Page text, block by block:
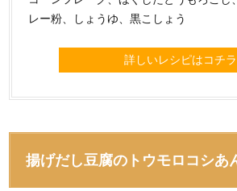
レー粉、しょうゆ、黒こしょう
詳しいレシピはコチラ
揚げだし豆腐のトウモロコシあ